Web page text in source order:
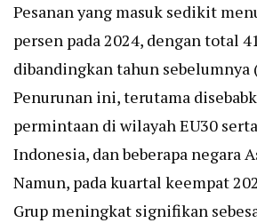
Pesanan yang masuk sedikit
persen pada 2024, dengan total
dibandingkan tahun sebelumnya
Penurunan ini, terutama
permintaan di wilayah EU30
Indonesia, dan beberapa negara
Namun, pada kuartal keempat
Grup meningkat signifikan